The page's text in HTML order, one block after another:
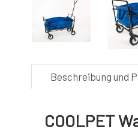
Beschreibung und
COOLPET